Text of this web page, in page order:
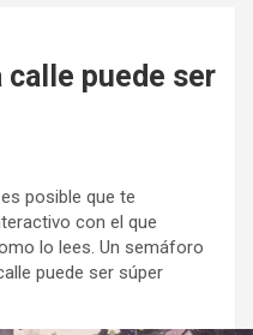
calle puede ser
es posible que te
con el que
lo lees. Un semáforo
puede ser súper